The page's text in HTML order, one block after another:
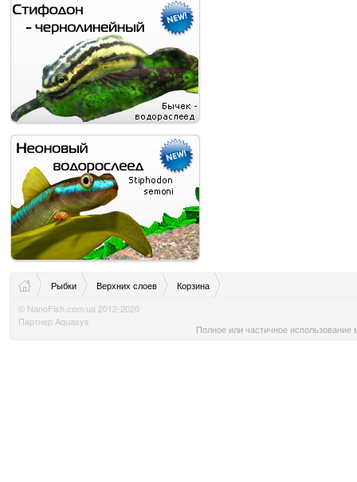
Рыбки Верхних слоев
Корзина
© NanoFish.com.ua 2012-2020
Партнер Aquasys
Полное или частичное